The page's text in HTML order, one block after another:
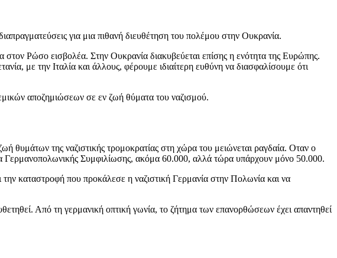
για μια πιθανή διευθέτηση του πολέμου στην Ουκρανία.
στον Ρώσο εισβολέα. Στην Ουκρανία διακυβεύεται επίσης η ενότητα της Ευρώπης.
με την Ιταλία και άλλους, φέρουμε ιδιαίτερη ευθύνη να διασφαλίσουμε ότι
αποζημιώσεων σε εν ζωή θύματα του ναζισμού.
θυμάτων της ναζιστικής τρομοκρατίας στη χώρα του μειώνεται ραγδαία. Οταν ο
Γερμανοπολωνικής Συμφιλίωσης, ακόμα 60.000, αλλά τώρα υπάρχουν μόνο 50.000.
καταστροφή που προκάλεσε η ναζιστική Γερμανία στην Πολωνία και να
Από τη γερμανική οπτική γωνία, το ζήτημα των επανορθώσεων έχει απαντηθεί